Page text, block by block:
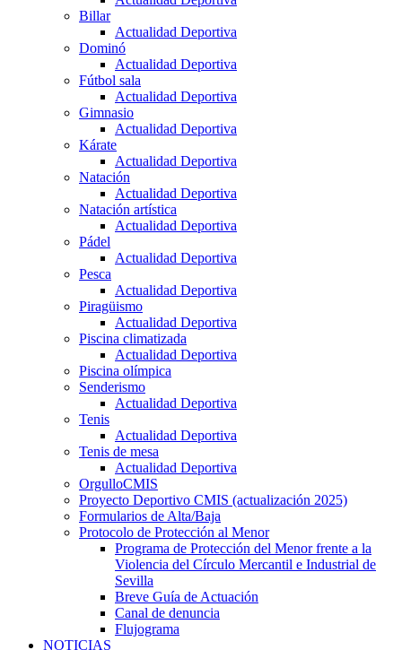
Billar
Actualidad Deportiva
Dominó
Actualidad Deportiva
Fútbol sala
Actualidad Deportiva
Gimnasio
Actualidad Deportiva
Kárate
Actualidad Deportiva
Natación
Actualidad Deportiva
Natación artística
Actualidad Deportiva
Pádel
Actualidad Deportiva
Pesca
Actualidad Deportiva
Piragüismo
Actualidad Deportiva
Piscina climatizada
Actualidad Deportiva
Piscina olímpica
Senderismo
Actualidad Deportiva
Tenis
Actualidad Deportiva
Tenis de mesa
Actualidad Deportiva
OrgulloCMIS
Proyecto Deportivo CMIS (actualización 2025)
Formularios de Alta/Baja
Protocolo de Protección al Menor
Programa de Protección del Menor frente a la
Violencia del Círculo Mercantil e Industrial de
Sevilla
Breve Guía de Actuación
Canal de denuncia
Flujograma
NOTICIAS